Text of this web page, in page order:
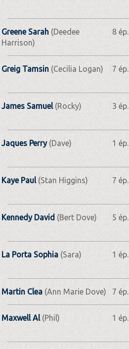
Greene Sarah(Deedee
Harrison)
8 ép.
Greig Tamsin(Cecilia Logan) 7 ép.
James Samuel(Rocky) 3 ép.
Jaques Perry(Dave) 1 ép.
Kaye Paul(Stan Higgins) 7 ép.
Kennedy David (Bert Dove) 5 ép.
La Porta Sophia (Sara) 1 ép.
Martin Clea (Ann Marie Dove) 7 ép.
Maxwell Al (Phil) 1 ép.